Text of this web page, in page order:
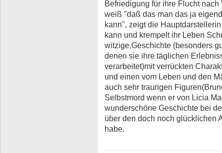
Befriedigung für ihre Flucht
weiß "daß das man das ja
kann", zeigt die
kann und krempelt ihr Leben
witzige,Geschichte (besonders
denen sie ihre täglichen
verarbeitet)mit verrückten
und einen vom Leben und den
auch sehr traurigen
Selbstmord wenn er von Licia
wunderschöne Geschichte bei
über den doch noch glücklichen
habe.